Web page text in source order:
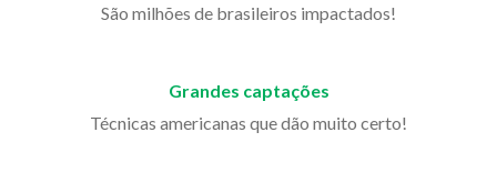
São milhões de brasileiros impactados!
Grandes captações
Técnicas americanas que dão muito certo!